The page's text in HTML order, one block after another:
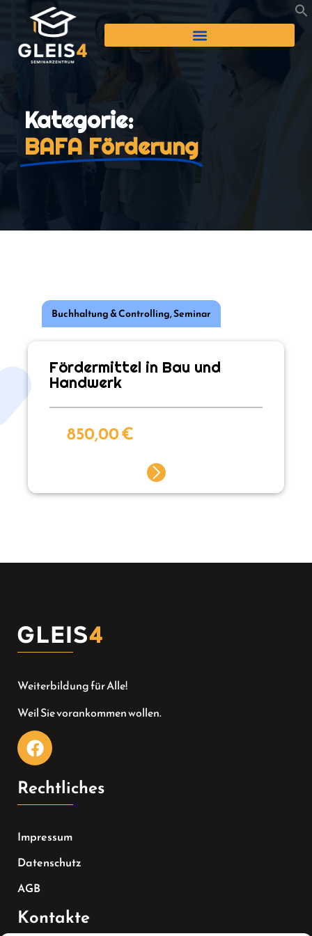
Kategorie:
BAFA Förderung
Buchhaltung & Controlling,Seminar
Fördermittel in Bau und
Handwerk
850,00€
Weiterbildung für Alle!
Weil Sie vorankommen wollen.
Rechtliches
Impressum
Datenschutz
AGB
Kontakte